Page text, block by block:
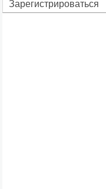
Зарегистрироваться